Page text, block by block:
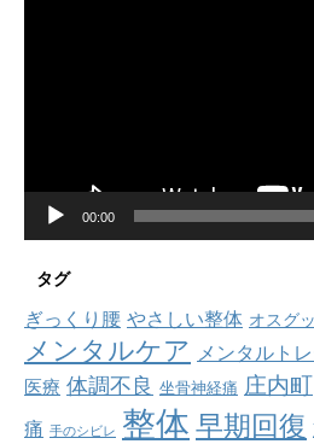
00:00
タグ
ぎっくり腰 やさしい整体 オスグ
メンタルケア メンタルト
医療 体調不良 坐骨神経痛 庄内町
痛 手のシビレ 整体 早期回復